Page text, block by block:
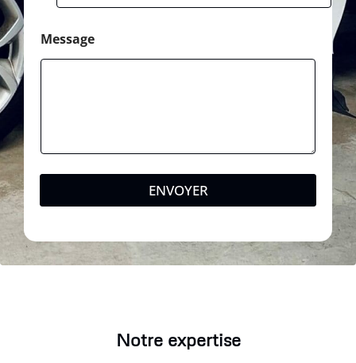
Message
ENVOYER
Notre expertise